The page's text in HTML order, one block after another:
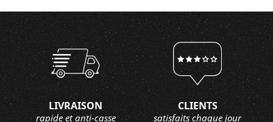
LIVRAISON
rapide et anti-casse
CLIENTS
satisfaits chaque jour